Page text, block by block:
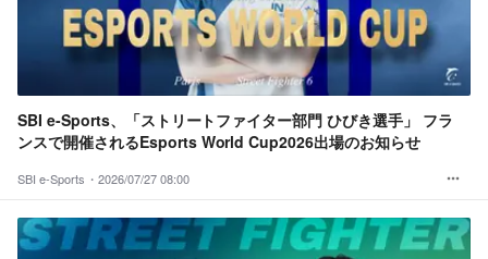
SBI e-Sports、「ストリートファイター部門 ひびき選手」 フラ
ンスで開催されるEsports World Cup2026出場のお知らせ
SBI e-Sports・ 2026/07/27 08:00